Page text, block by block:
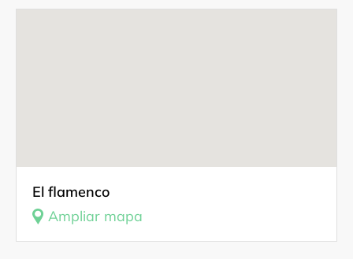
Fuentes documentales
El flamenco
Ampliar mapa